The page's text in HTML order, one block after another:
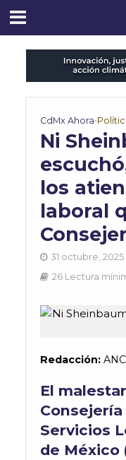
CdMx Ahora•
Ni
los
laboral
31 octubre, 2025
26 Lectura
Redacción:
El
Servicios
de México